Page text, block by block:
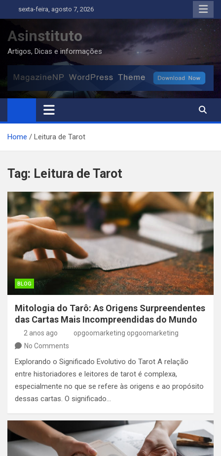
to
content
sexta-feira, agosto 7, 2026
Asinstituto
Artigos, Dicas e informações
Home Leitura de Tarot
Tag: Leitura de Tarot
BLOG
Mitologia do Tarô: As Origens Surpreendentes
das Cartas Mais Incompreendidas do Mundo
2 anos ago
opgoomarketing opgoomarketing
No Comments
Explorando o Significado Evolutivo do Tarot A relação
entre historiadores e leitores de tarot é complexa,
especialmente no que se refere às origens e ao propósito
dessas cartas. O significado…